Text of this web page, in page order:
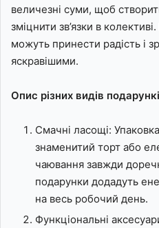
величезні суми, щоб
зміцнити зв’язки в
можуть принести радість і
яскравішими.
Опис різних видів
Смачні ласощі:
знаменитий торт або
чаювання завжди
подарунки додадуть
на весь робочий день.
Функціональні